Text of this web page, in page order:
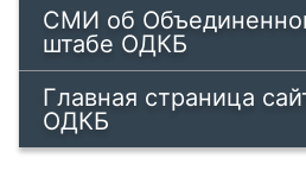
СМИ об
штабе ОДКБ
Главная страница
ОДКБ